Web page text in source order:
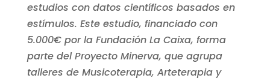
estudios con datos científicos basados en
estímulos. Este estudio, financiado con
5.000€ por la Fundación La Caixa, forma
parte del Proyecto Minerva, que agrupa
talleres de Musicoterapia, Arteterapia y